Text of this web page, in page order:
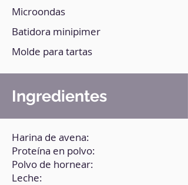
Microondas
Batidora minipimer
Molde para tartas
Ingredientes
Harina de avena:
Proteína en polvo:
Polvo de hornear:
Leche: